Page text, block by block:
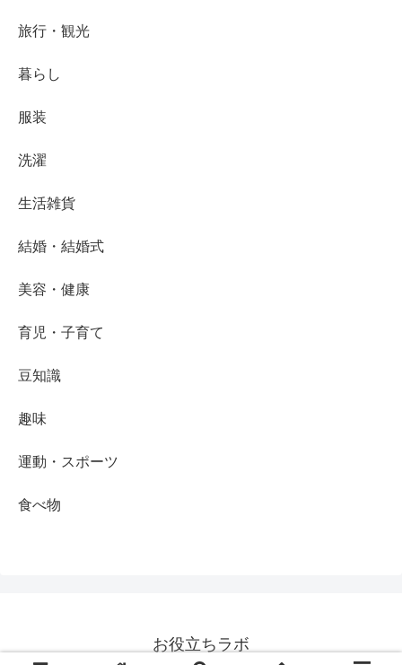
旅行・観光
暮らし
服装
洗濯
生活雑貨
結婚・結婚式
美容・健康
育児・子育て
豆知識
趣味
運動・スポーツ
食べ物
お役立ちラボ